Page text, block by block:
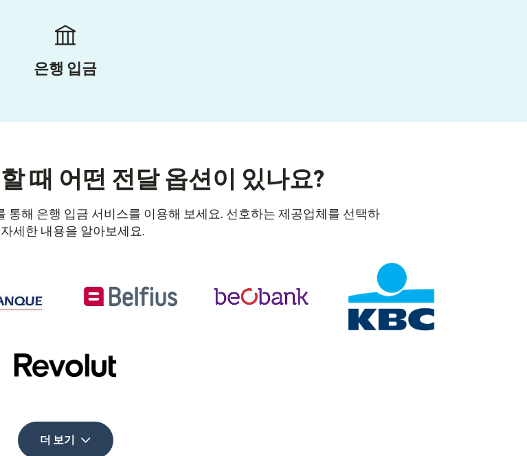
은행 입금
때 어떤 전달 옵션이 있나요?
통해 은행 입금 서비스를 이용해 보세요. 선호하는 제공업체를 선택하
세한 내용을 알아보세요.
더 보기